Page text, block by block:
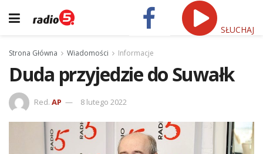
SŁUCHAJ
Strona Główna Wiadomości Informacje
Duda przyjedzie do Suwałk
Red. AP 8 lutego 2022